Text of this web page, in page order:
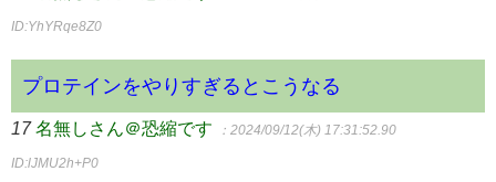
ID:YhYRqe8Z0
プロテインをやりすぎるとこうなる
17 名無しさん＠恐縮です ：2024/09/12(木) 17:31:52.90
ID:lJMU2h+P0